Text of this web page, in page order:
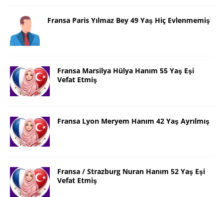
Fransa Paris Yılmaz Bey 49 Yaş Hiç Evlenmemiş
Fransa Marsilya Hülya Hanım 55 Yaş Eşi
Vefat Etmiş
Fransa Lyon Meryem Hanım 42 Yaş Ayrılmış
Fransa / Strazburg Nuran Hanım 52 Yaş Eşi
Vefat Etmiş